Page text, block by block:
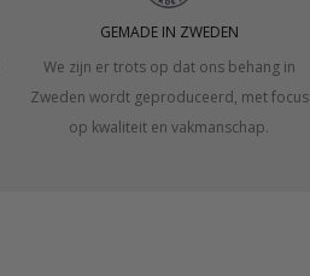
GEMADE IN ZWEDEN
We zijn er trots op dat ons behang in
Zweden wordt geproduceerd, met focus
op kwaliteit en vakmanschap.